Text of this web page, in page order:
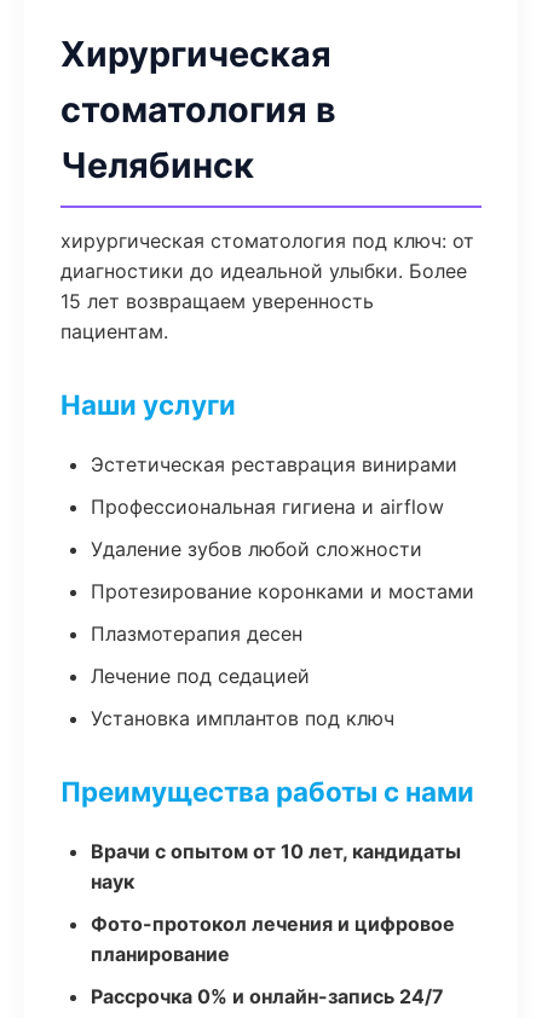
Хирургическая
стоматология в
Челябинск
хирургическая стоматология под ключ: от
диагностики до идеальной улыбки. Более
15 лет возвращаем уверенность
пациентам.
Наши услуги
Эстетическая реставрация винирами
Профессиональная гигиена и airflow
Удаление зубов любой сложности
Протезирование коронками и мостами
Плазмотерапия десен
Лечение под седацией
Установка имплантов под ключ
Преимущества работы с нами
Врачи с опытом от 10 лет, кандидаты
наук
Фото-протокол лечения и цифровое
планирование
Рассрочка 0% и онлайн-запись 24/7